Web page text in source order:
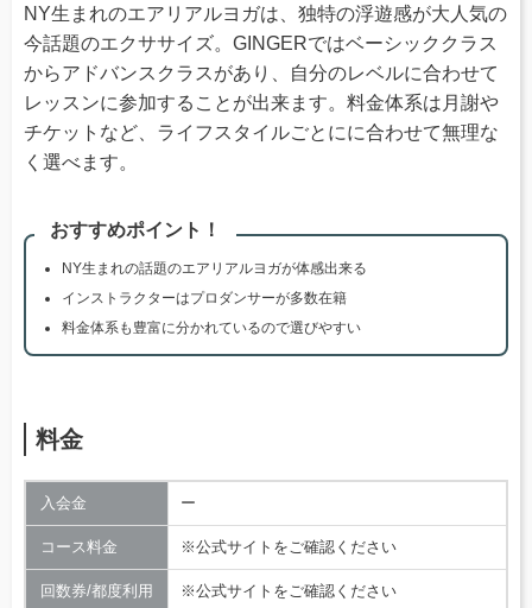
NY生まれのエアリアルヨガは、独特の浮遊感が大人気の
今話題のエクササイズ。GINGERではベーシッククラス
からアドバンスクラスがあり、自分のレベルに合わせて
レッスンに参加することが出来ます。料金体系は月謝や
チケットなど、ライフスタイルごとにに合わせて無理な
く選べます。
おすすめポイント！
NY生まれの話題のエアリアルヨガが体感出来る
インストラクターはプロダンサーが多数在籍
料金体系も豊富に分かれているので選びやすい
料金
入会金 ー
コース料金 ※公式サイトをご確認ください
回数券/都度利用 ※公式サイトをご確認ください